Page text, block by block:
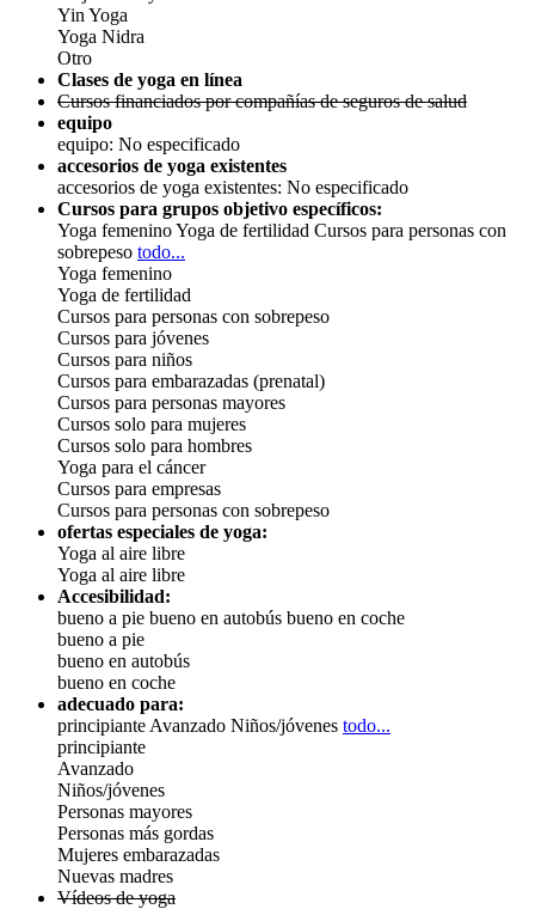
Yin Yoga
Yoga Nidra
Otro
Clases de yoga en línea
Cursos financiados por compañías de seguros de salud
equipo
equipo: No especificado
accesorios de yoga existentes
accesorios de yoga existentes: No especificado
Cursos para grupos objetivo específicos:
Yoga femeninoYoga de fertilidad Cursos para personas con
sobrepeso todo...
Yoga femenino
Yoga de fertilidad
Cursos para personas con sobrepeso
Cursos para jóvenes
Cursos para niños
Cursos para embarazadas (prenatal)
Cursos para personas mayores
Cursos solo para mujeres
Cursos solo para hombres
Yoga para el cáncer
Cursos para empresas
Cursos para personas con sobrepeso
ofertas especiales de yoga:
Yoga al aire libre
Yoga al aire libre
Accesibilidad:
bueno a pie bueno en autobús bueno en coche
bueno a pie
bueno en autobús
bueno en coche
adecuado para:
principiante Avanzado Niños/jóvenes todo...
principiante
Avanzado
Niños/jóvenes
Personas mayores
Personas más gordas
Mujeres embarazadas
Nuevas madres
Vídeos de yoga